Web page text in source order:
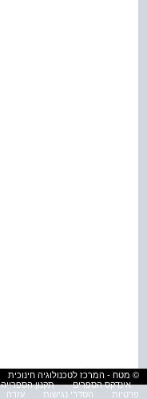
© מטח - המרכז לטכנולוגיה חינוכית
אינדקס הספרים
תקנון הספרייה
פרטיות
הסדרי נגישות עזרה